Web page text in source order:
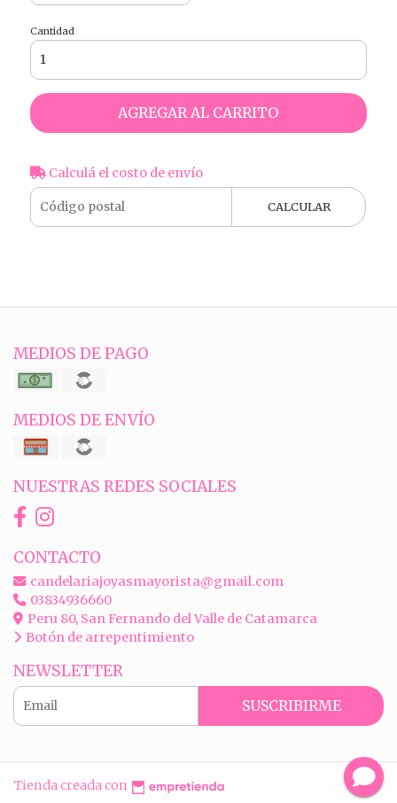
Cantidad
AGREGAR AL CARRITO
Calculá el costo de envío
CALCULAR
MEDIOS DE PAGO
MEDIOS DE ENVÍO
NUESTRAS REDES SOCIALES
CONTACTO
candelariajoyasmayorista@gmail.com
03834936660
Peru 80, San Fernando del Valle de Catamarca
Botón de arrepentimiento
NEWSLETTER
SUSCRIBIRME
Tienda creada con